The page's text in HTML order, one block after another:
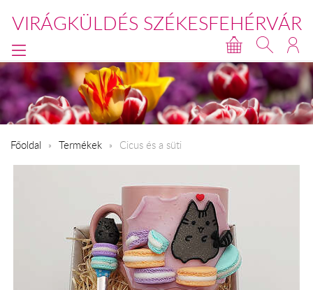
VIRÁGKÜLDÉS SZÉKESFEHÉRVÁR
Főoldal Termékek Cicus és a süti